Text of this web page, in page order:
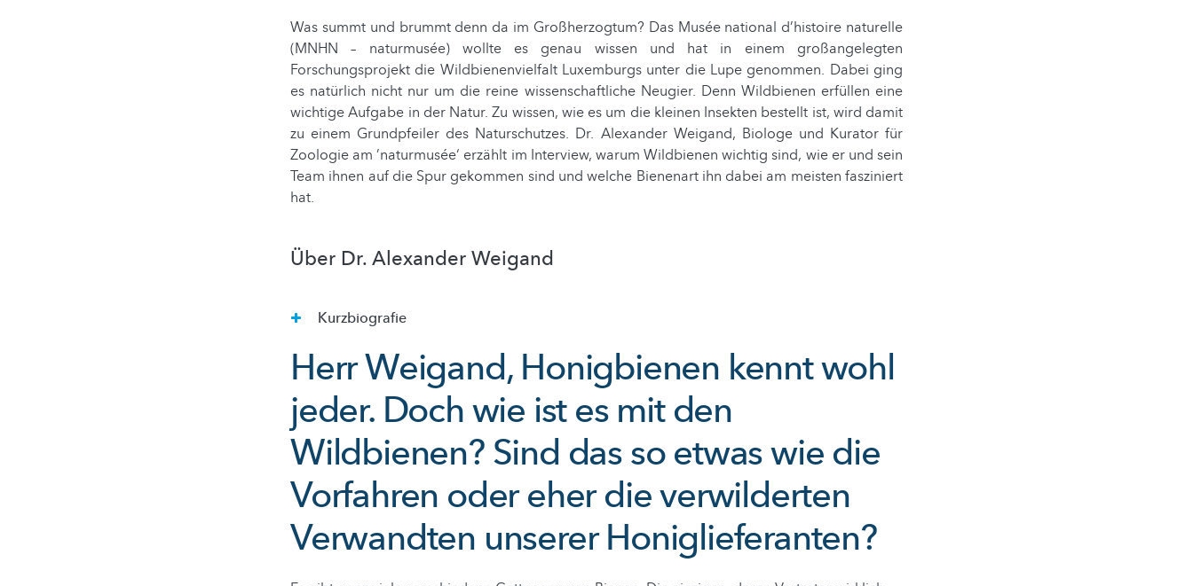
Was summt und brummt denn da im Großherzogtum? Das Musée national d’histoire naturelle
(MNHN – naturmusée) wollte es genau wissen und hat in einem großangelegten
Forschungsprojekt die Wildbienenvielfalt Luxemburgs unter die Lupe genommen. Dabei ging
es natürlich nicht nur um die reine wissenschaftliche Neugier. Denn Wildbienen erfüllen eine
wichtige Aufgabe in der Natur. Zu wissen, wie es um die kleinen Insekten bestellt ist, wird damit
zu einem Grundpfeiler des Naturschutzes. Dr. Alexander Weigand, Biologe und Kurator für
Zoologie am ’naturmusée‘ erzählt im Interview, warum Wildbienen wichtig sind, wie er und sein
Team ihnen auf die Spur gekommen sind und welche Bienenart ihn dabei am meisten fasziniert
hat.
Über Dr. Alexander Weigand
Kurzbiografie
Herr Weigand, Honigbienen kennt wohl
jeder. Doch wie ist es mit den
Wildbienen? Sind das so etwas wie die
Vorfahren oder eher die verwilderten
Verwandten unserer Honiglieferanten?